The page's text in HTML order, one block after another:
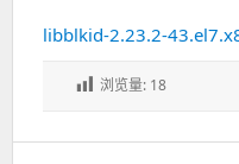
libblkid-2.23.2-
浏览量: 18